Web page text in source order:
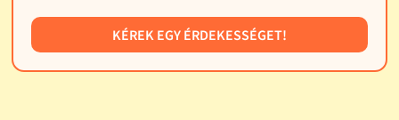
KÉREK EGY ÉRDEKESSÉGET!